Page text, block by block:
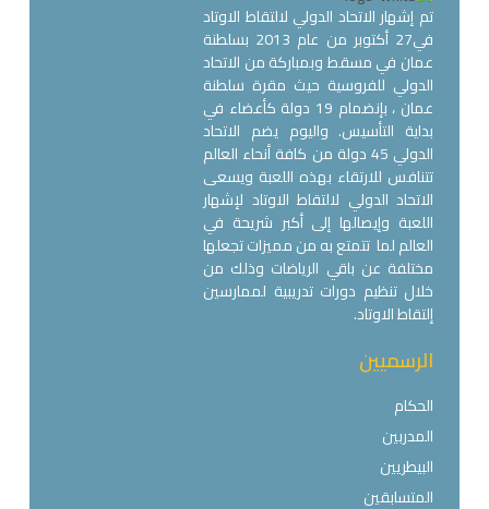
تم إشهار الاتحاد الدولي لالتقاط الاوتاد
في27 أكتوبر من عام 2013 بسلطنة
عمان في مسقط وبمباركة من الاتحاد
الدولي للفروسية حيث مقرة سلطنة
عمان ، بإنضمام 19 دولة كأعضاء في
بداية التأسيس. واليوم يضم الاتحاد
الدولي 45 دولة من كافة أنحاء العالم
تتنافس للارتقاء بهذه اللعبة ويسعى
الاتحاد الدولي لالتقاط الاوتاد لإشهار
اللعبة وإيصالها إلى أكبر شريحة في
العالم لما تتمتع به من مميزات تجعلها
مختلفة عن باقي الرياضات وذلك من
خلال تنظيم دورات تدريبية لممارسين
إلتقاط الاوتاد.
الرسميين
الحكام
المدربين
البيطريين
المتسابقين